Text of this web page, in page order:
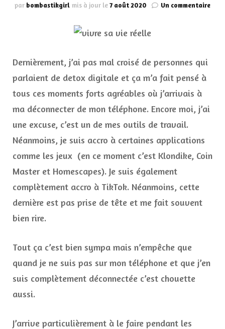
par bombastikgirl mis à jour le7 août 2020 Un commentairesur
Dernièrement, j’ai pas mal croisé de personnes qui
parlaient de detox digitale et ça m’a fait pensé à
tous ces moments forts agréables où j’arrivais à
ma déconnecter de mon téléphone. Encore moi, j’ai
une excuse, c’est un de mes outils de travail.
Néanmoins, je suis accro à certaines applications
comme les jeux (en ce moment c’est Klondike, Coin
Master et Homescapes). Je suis également
complètement accro à TikTok. Néanmoins, cette
dernière est pas prise de tête et me fait souvent
bien rire.
Tout ça c’est bien sympa mais n’empêche que
quand je ne suis pas sur mon téléphone et que j’en
suis complètement déconnectée c’est chouette
aussi.
J’arrive particulièrement à le faire pendant les